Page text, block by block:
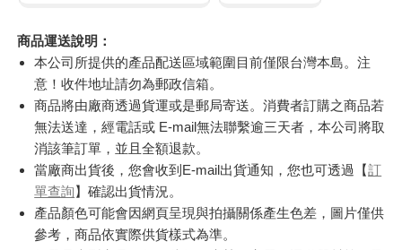
商品運送說明：
本公司所提供的產品配送區域範圍目前僅限台灣本島。注
意！收件地址請勿為郵政信箱。
商品將由廠商透過貨運或是郵局寄送。消費者訂購之商品若
無法送達，經電話或 E-mail無法聯繫逾三天者，本公司將取
消該筆訂單，並且全額退款。
當廠商出貨後，您會收到E-mail出貨通知，您也可透過【訂
單查詢】確認出貨情況。
產品顏色可能會因網頁呈現與拍攝關係產生色差，圖片僅供
參考，商品依實際供貨樣式為準。